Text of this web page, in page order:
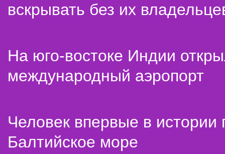
вскрывать без их
На юго-востоке Индии
международный аэропорт
Человек впервые в истории
Балтийское море